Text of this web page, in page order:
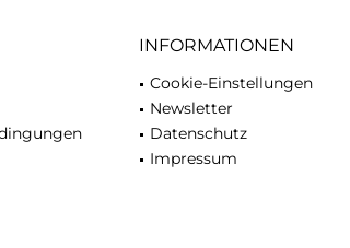
INFORMATIONEN
Cookie-Einstellungen
Newsletter
Datenschutz
Impressum